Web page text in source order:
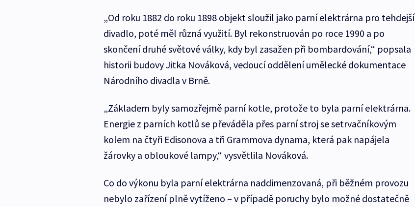
„Od roku 1882 do roku 1898 objekt sloužil jako parní elektrárna pro tehdejší
divadlo, poté měl různá využití. Byl rekonstruován po roce 1990 a po
skončení druhé světové války, kdy byl zasažen při bombardování,“ popsala
historii budovy Jitka Nováková, vedoucí oddělení umělecké dokumentace
Národního divadla v Brně.
„Základem byly samozřejmě parní kotle, protože to byla parní elektrárna.
Energie z parních kotlů se převáděla přes parní stroj se setrvačníkovým
kolem na čtyři Edisonova a tři Grammova dynama, která pak napájela
žárovky a obloukové lampy,“ vysvětlila Nováková.
Co do výkonu byla parní elektrárna naddimenzovaná, při běžném provozu
nebylo zařízení plně vytíženo – v případě poruchy bylo možné dostatečně